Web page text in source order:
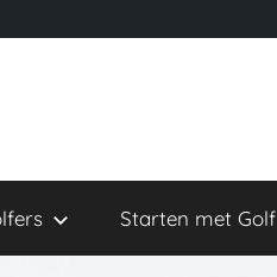
Starten met Golf